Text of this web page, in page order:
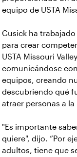
equipo de USTA
Cusick ha
para crear
USTA Missouri
comunicándose
equipos, creando
descubriendo qué
atraer personas a la
"Es importante
quiere", dijo. “Por
adultos, tiene que